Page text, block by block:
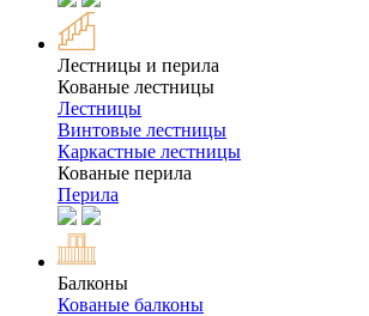
Лестницы и перила
Кованые лестницы
Лестницы
Винтовые лестницы
Каркастные лестницы
Кованые перила
Перила
Балконы
Кованые балконы